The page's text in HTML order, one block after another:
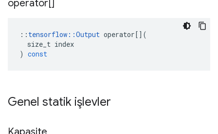
operatör[]
:: tensorflow ::Output operator[](
size_t index
) const
Genel statik işlevler